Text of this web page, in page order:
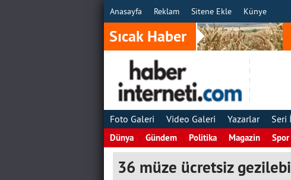
Anasayfa Reklam Sitene Ekle Künye
Sıcak Haber
Foto Galeri Video Galeri Yazarlar Seri
Dünya Gündem Politika Magazin Spor
36 müze ücretsiz